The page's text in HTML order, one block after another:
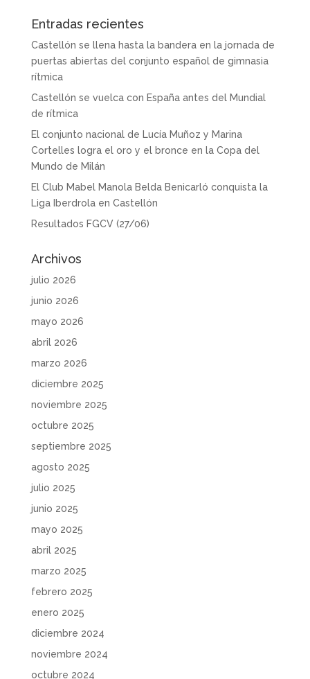
Entradas recientes
Castellón se llena hasta la bandera en la jornada de
puertas abiertas del conjunto español de gimnasia
rítmica
Castellón se vuelca con España antes del Mundial
de rítmica
El conjunto nacional de Lucía Muñoz y Marina
Cortelles logra el oro y el bronce en la Copa del
Mundo de Milán
El Club Mabel Manola Belda Benicarló conquista la
Liga Iberdrola en Castellón
Resultados FGCV (27/06)
Archivos
julio 2026
junio 2026
mayo 2026
abril 2026
marzo 2026
diciembre 2025
noviembre 2025
octubre 2025
septiembre 2025
agosto 2025
julio 2025
junio 2025
mayo 2025
abril 2025
marzo 2025
febrero 2025
enero 2025
diciembre 2024
noviembre 2024
octubre 2024